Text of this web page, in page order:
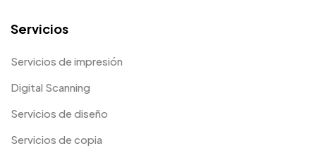
Servicios
Servicios de impresión
Digital Scanning
Servicios de diseño
Servicios de copia